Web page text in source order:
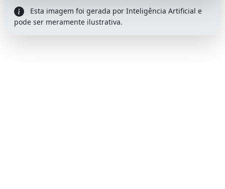
Esta imagem foi gerada por Inteligência Artificial e
pode ser meramente ilustrativa.